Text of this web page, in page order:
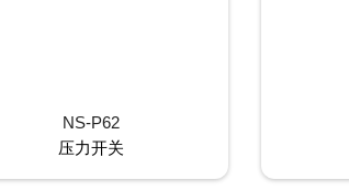
NS-P62
压力开关